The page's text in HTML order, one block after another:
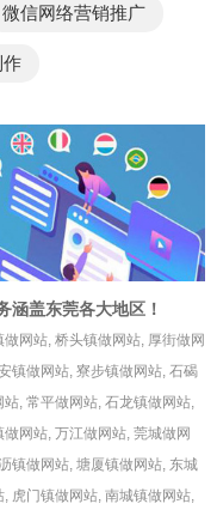
微信网络营销推广
作
涵盖东莞各大地区！
做网站, 桥头镇做网站, 厚街做网
镇做网站, 寮步镇做网站, 石碣
站, 常平做网站, 石龙镇做网站,
做网站, 万江做网站, 莞城做网
镇做网站, 塘厦镇做网站, 东城
, 虎门镇做网站, 南城镇做网站,